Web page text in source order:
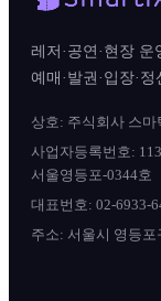
레저·공연·현장
예매·발권·입장·
상호: 주식회사 스
사업자등록번호:
서울영등포-0344호
대표번호: 02-6933-
주소: 서울시 영등포